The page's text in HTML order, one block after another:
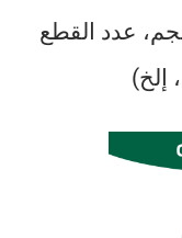
عدد القطع
إلخ)